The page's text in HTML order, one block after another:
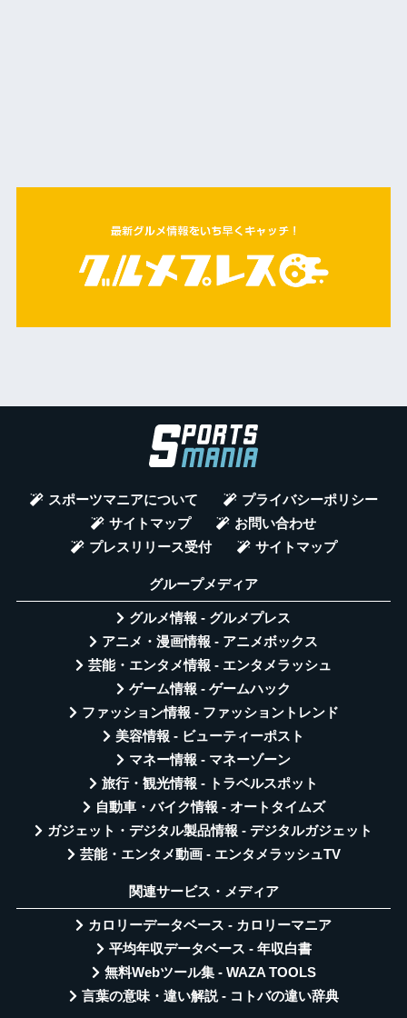
スポーツマニアについて
プライバシーポリシー
サイトマップ
お問い合わせ
プレスリリース受付
サイトマップ
グループメディア
グルメ情報 - グルメプレス
アニメ・漫画情報 - アニメボックス
芸能・エンタメ情報 - エンタメラッシュ
ゲーム情報 - ゲームハック
ファッション情報 - ファッショントレンド
美容情報 - ビューティーポスト
マネー情報 - マネーゾーン
旅行・観光情報 - トラベルスポット
自動車・バイク情報 - オートタイムズ
ガジェット・デジタル製品情報 - デジタルガジェット
芸能・エンタメ動画 - エンタメラッシュTV
関連サービス・メディア
カロリーデータベース - カロリーマニア
平均年収データベース - 年収白書
無料Webツール集 - WAZA TOOLS
言葉の意味・違い解説 - コトバの違い辞典